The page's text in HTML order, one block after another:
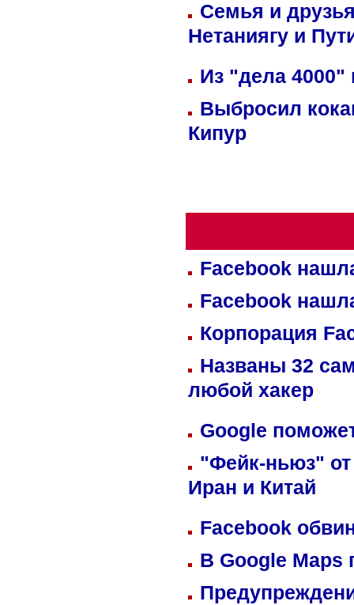
Семья и
Нетаниягу и
Из "дела 4000"
Выбросил
Кипур
Facebook
Facebook
Корпорация
Названы 32
любой хакер
Google
"Фейк-ньюз" от
Иран и Китай
Facebook
В Google Maps